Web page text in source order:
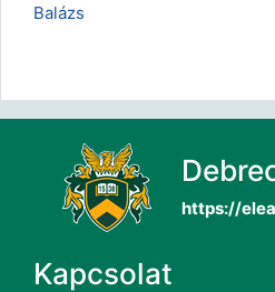
Balázs
https://
Kapcsolat